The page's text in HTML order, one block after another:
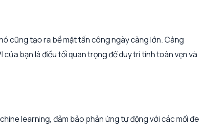
cũng tạo ra bề mặt tấn công ngày càng lớn. Càng
bạn là điều tối quan trọng để duy trì tính toàn vẹn và
learning, đảm bảo phản ứng tự động với các mối đe